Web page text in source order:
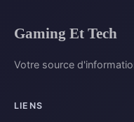
Gaming Et Tech
Votre source
LIENS